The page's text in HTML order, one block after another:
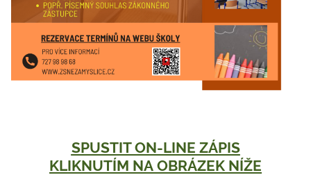
SPUSTIT ON-LINE ZÁPIS
KLIKNUTÍM NA OBRÁZEK NÍŽE